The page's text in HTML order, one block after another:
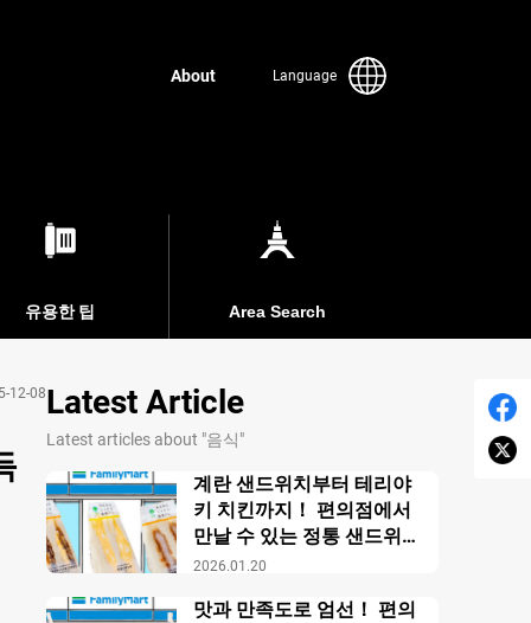
About Language
유용한 팁 Area Search
12-08Latest Article
Latest articles about "음식"
2026.01.20
계란 샌드위치부터 테리야
키 치킨까지！ 편의점에서
만날 수 있는 정통 샌드위치
【패밀리마트】
맛과 만족도로 엄선！ 편의